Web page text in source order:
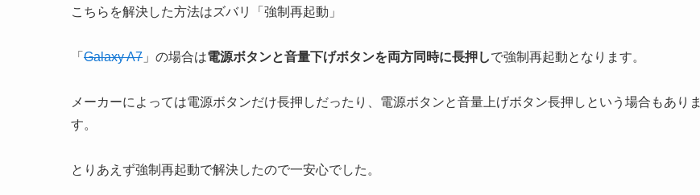
こちらを解決した方法はズバリ「 強制再起動 」
「 Galaxy A7 」の場合は電源ボタンと音量下げボタンを両方同時に長押しで強制再起動となります。
メーカーによっては電源ボタンだけ長押しだったり、電源ボタンと音量上げボタン長押しという場合もありま
す。
とりあえず強制再起動で解決したので一安心でした。